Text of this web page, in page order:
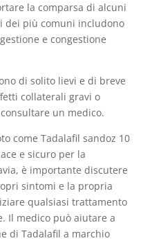
la comparsa di alcuni
dei più comuni includono
e congestione
di solito lievi e di breve
collaterali gravi o
un medico.
come Tadalafil sandoz 10
e sicuro per la
è importante discutere
sintomi e la propria
qualsiasi trattamento
Il medico può aiutare a
di Tadalafil a marchio